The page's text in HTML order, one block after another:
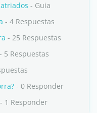
- Guia
- 4 Respuestas
- 25 Respuestas
- 5 Respuestas
- 0 Responder
- 1 Responder